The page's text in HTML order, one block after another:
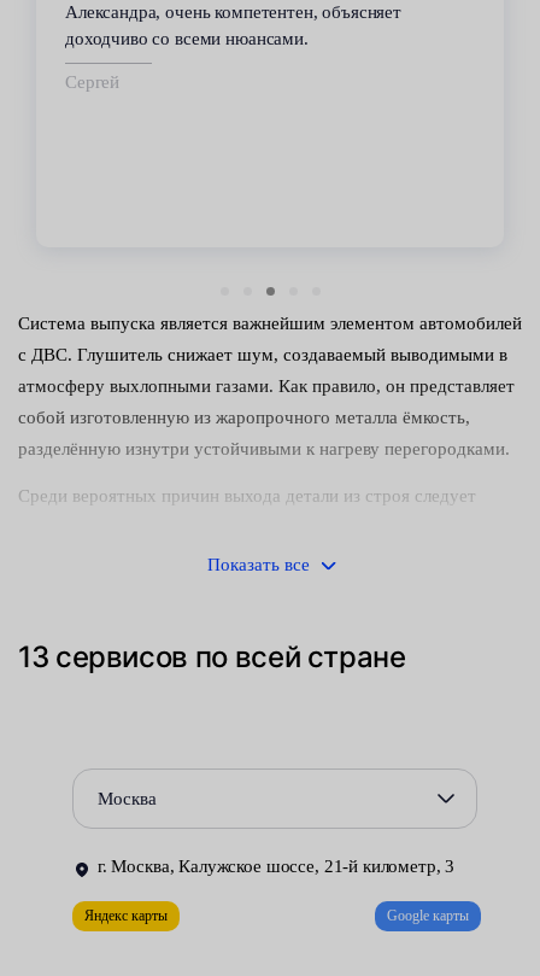
Александра, очень компетентен, объясняет
доходчиво со всеми нюансами.
Сергей
Система выпуска является важнейшим элементом автомобилей
с ДВС. Глушитель снижает шум, создаваемый выводимыми в
атмосферу выхлопными газами. Как правило, он представляет
собой изготовленную из жаропрочного металла ёмкость,
разделённую изнутри устойчивыми к нагреву перегородками.
Среди вероятных причин выхода детали из строя следует
механические повреждения;
естественную выработку ресурса.
можно по ряду симптомов:
Появлению характерного шума, усиливающегося при
увеличении оборотов двигателя.
Неприятному запаху. Через образовавшиеся отверстия и
Показать все
13 сервисов по всей стране
Москва
г. Москва, Калужское шоссе, 21-й километр, 3
Яндекс карты Google карты